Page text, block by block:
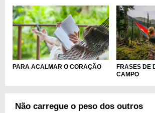
PARA ACALMAR O CORAÇÃO
FRASES DE
CAMPO
Não carregue o peso dos outros